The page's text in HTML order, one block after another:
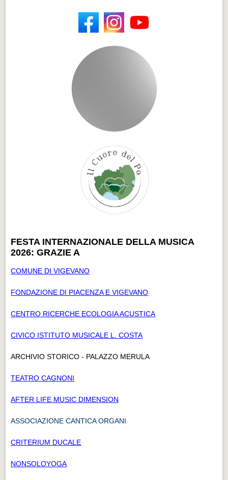
FESTA INTERNAZIONALE DELLA MUSICA
2026: GRAZIE A
COMUNE DI VIGEVANO
FONDAZIONE DI PIACENZA E VIGEVANO
CENTRO RICERCHE ECOLOGIA ACUSTICA
CIVICO ISTITUTO MUSICALE L. COSTA
ARCHIVIO STORICO - PALAZZO MERULA
TEATRO CAGNONI
AFTER LIFE MUSIC DIMENSION
ASSOCIAZIONE CANTICA ORGANI
CRITERIUM DUCALE
NONSOLOYOGA